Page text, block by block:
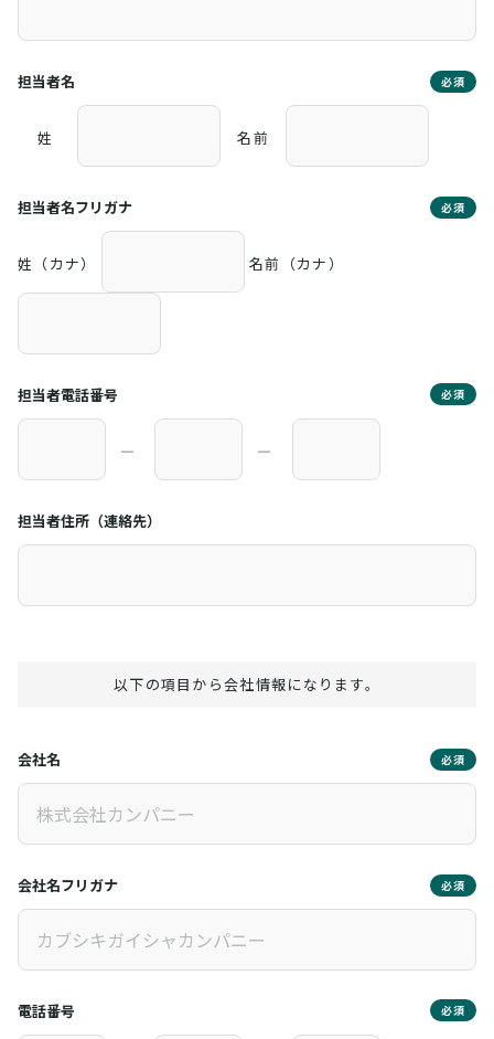
担当者名 必須
姓 名前
担当者名フリガナ 必須
姓（カナ） 名前（カナ）
担当者電話番号 必須
― ―
担当者住所（連絡先）
以下の項目から会社情報になります。
会社名 必須
会社名フリガナ 必須
電話番号 必須